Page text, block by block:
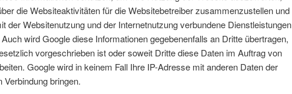
die Websiteaktivitäten für die Websitebetreiber zusammenzustellen und
der Websitenutzung und der Internetnutzung verbundene Dienstleistungen
wird Google diese Informationen gegebenenfalls an Dritte übertragen,
vorgeschrieben ist oder soweit Dritte diese Daten im Auftrag von
Google wird in keinem Fall Ihre IP-Adresse mit anderen Daten der
Verbindung bringen.